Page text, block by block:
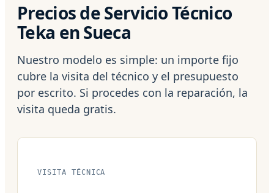
Precios de Servicio Técnico
Teka en Sueca
Nuestro modelo es simple: un importe fijo
cubre la visita del técnico y el presupuesto
por escrito. Si procedes con la reparación, la
visita queda gratis.
VISITA TÉCNICA